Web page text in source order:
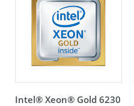
Intel® Xeon® Gold 6230